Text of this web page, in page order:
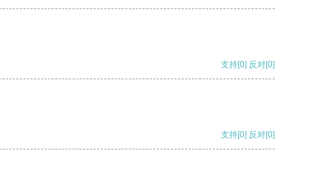
支持[0] 反对[0]
支持[0] 反对[0]